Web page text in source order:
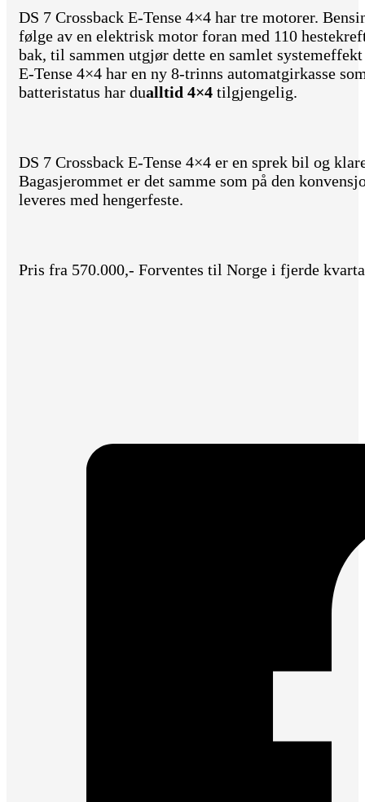
DS 7 Crossback E-Tense 4×4 har tre motorer.
følge av en elektrisk motor foran med 110
bak, til sammen utgjør dette en samlet
E-Tense 4×4 har en ny 8-trinns automatgirkasse
batteristatus har dualltid 4×4 tilgjengelig.
DS 7 Crossback E-Tense 4×4 er en sprek bil og
Bagasjerommet er det samme som på den
leveres med hengerfeste.
Pris fra 570.000,- Forventes til Norge i fjerde